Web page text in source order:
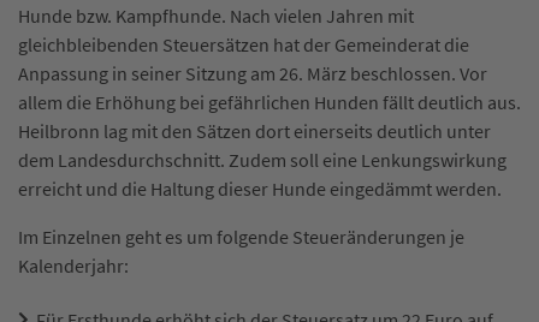
Hunde bzw. Kampfhunde. Nach vielen Jahren mit
gleichbleibenden Steuersätzen hat der Gemeinderat die
Anpassung in seiner Sitzung am 26. März beschlossen. Vor
allem die Erhöhung bei gefährlichen Hunden fällt deutlich aus.
Heilbronn lag mit den Sätzen dort einerseits deutlich unter
dem Landesdurchschnitt. Zudem soll eine Lenkungswirkung
erreicht und die Haltung dieser Hunde eingedämmt werden.
Im Einzelnen geht es um folgende Steueränderungen je
Kalenderjahr: